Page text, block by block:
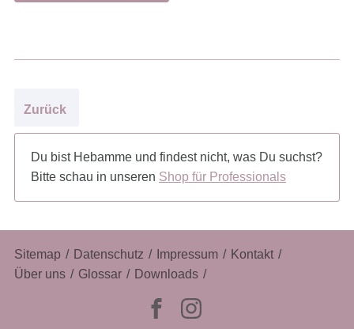
Zurück
Du bist Hebamme und findest nicht, was Du suchst?
Bitte schau in unseren Shop für Professionals
Navigation
überspringen
Sitemap Datenschutz Impressum
Kontakt
Über uns
Glossar Downloads